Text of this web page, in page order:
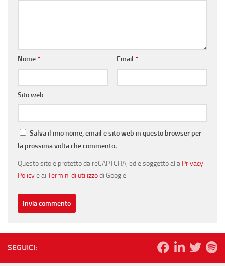
Nome* Email *
Sito web
Salva il mio nome, email e sito web in questo browser per
la prossima volta che commento.
Questo sito è protetto da reCAPTCHA, ed è soggetto alla Privacy
Policye ai Termini di utilizzodi Google.
SEGUICI: